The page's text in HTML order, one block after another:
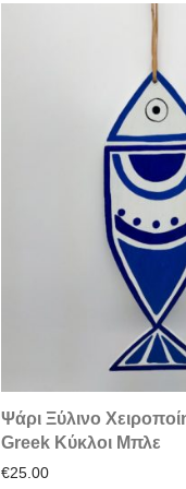
Ψάρι Ξύλινο
Greek Κύκλοι Μπλε
€25.00